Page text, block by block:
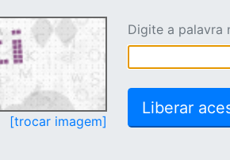
[trocar imagem]
Digite a palavra